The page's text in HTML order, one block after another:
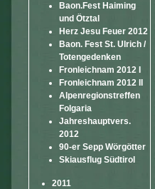
Baon.Fest Haiming
und Ötztal
Herz Jesu Feuer 2012
Baon. Fest St. Ulrich /
Totengedenken
Fronleichnam 2012 I
Fronleichnam 2012 II
Alpenregionstreffen
Folgaria
Jahreshauptvers.
2012
90-er Sepp Wörgötter
Skiausflug Südtirol
2011